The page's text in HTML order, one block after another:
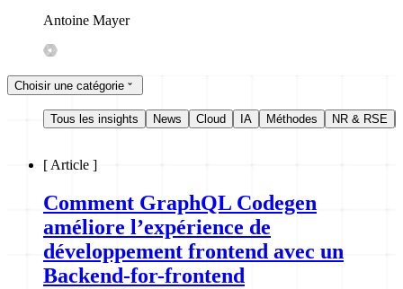
Antoine Mayer
Choisir une catégorie
Tous les insights News Cloud IA Méthodes NR & RSE
[ Article ]
Comment GraphQL Codegen
améliore l’expérience de
développement frontend avec un
Backend-for-frontend